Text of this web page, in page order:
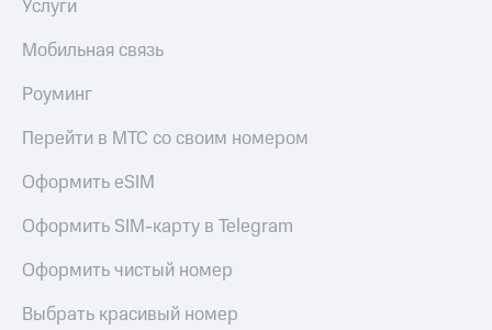
Услуги
Мобильная связь
Роуминг
Перейти в МТС со своим номером
Оформить eSIM
Оформить SIM-карту в Telegram
Оформить чистый номер
Выбрать красивый номер